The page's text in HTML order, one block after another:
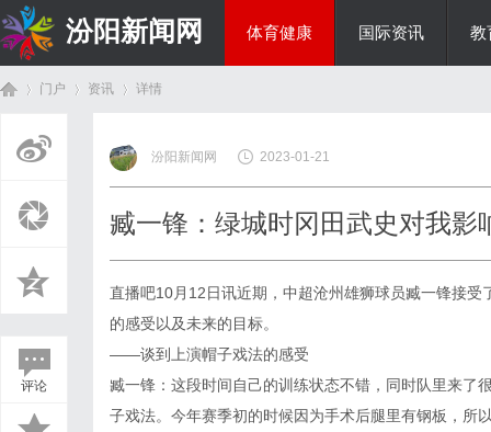
汾阳新闻网 体育健康 国际资讯 教
门户 资讯
›
详情
评论
汾阳新闻网 2023-01-21
臧一锋：绿城时冈田武史对我
直播吧10月12日讯近期，中超沧州雄狮球员臧一锋接
的感受以及未来的目标。
——谈到上演帽子戏法的感受
臧一锋：这段时间自己的训练状态不错，同时队里来了
子戏法。今年赛季初的时候因为手术后腿里有钢板，所